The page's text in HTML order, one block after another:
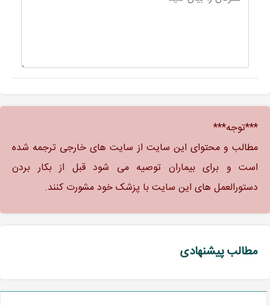
***توجه***
مطالب و محتوای این سایت از سایت های خارجی ترجمه شده
است و برای بیماران توصیه می شود قبل از بکار بردن
دستورالعمل های این سایت با پزشک خود مشورت کنند.
مطالب پیشنهادی